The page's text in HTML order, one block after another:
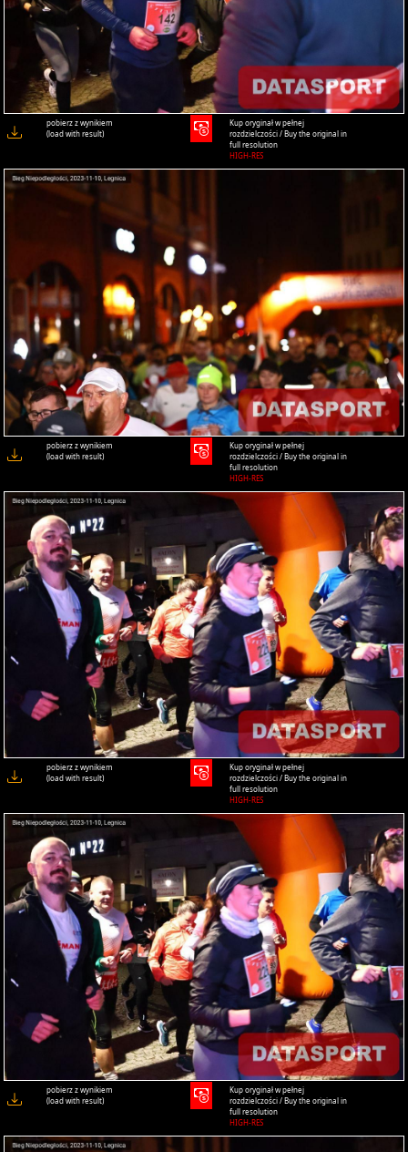
pobierz z wynikiem
(load with result)
Kup oryginał w pełnej
rozdzielczości / Buy the original in
full resolution
HIGH-RES
pobierz z wynikiem
(load with result)
Kup oryginał w pełnej
rozdzielczości / Buy the original in
full resolution
HIGH-RES
pobierz z wynikiem
(load with result)
Kup oryginał w pełnej
rozdzielczości / Buy the original in
full resolution
HIGH-RES
pobierz z wynikiem
(load with result)
Kup oryginał w pełnej
rozdzielczości / Buy the original in
full resolution
HIGH-RES